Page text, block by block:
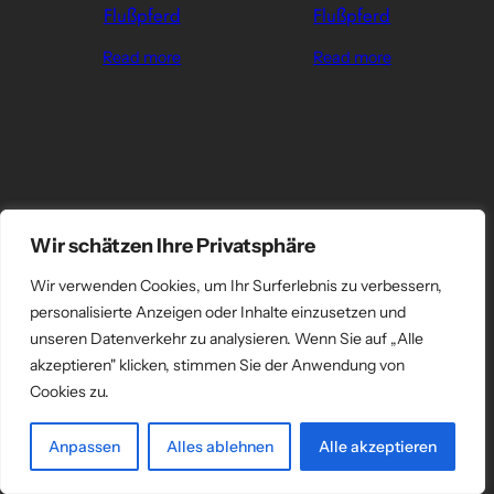
Wir schätzen Ihre Privatsphäre
Wir verwenden Cookies, um Ihr Surferlebnis zu verbessern,
personalisierte Anzeigen oder Inhalte einzusetzen und
unseren Datenverkehr zu analysieren. Wenn Sie auf „Alle
akzeptieren" klicken, stimmen Sie der Anwendung von
Cookies zu.
Anpassen Alles ablehnen Alle akzeptieren
Flußpferd
Read more
Flußpferd
Read more